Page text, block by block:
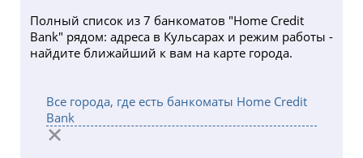
с.Миялы, ул.Ж.Жабаева 25А, Банковский
офис
Пн - Пт 09:00-18:00, Сб: 10:00-14:00, Вс: Не работает
Полный список из 7 банкоматов "Home Credit
Bank" рядом: адреса в Кульсарах и режим работы -
найдите ближайший к вам на карте города.
Все города, где есть банкоматы Home Credit
Bank